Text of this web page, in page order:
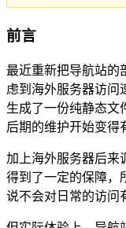
前言
最近重新把导航站的
虑到海外服务器访问
生成了一份纯静态文
后期的维护开始变得
加上海外服务器后来
得到了一定的保障，
说不会对日常的访问